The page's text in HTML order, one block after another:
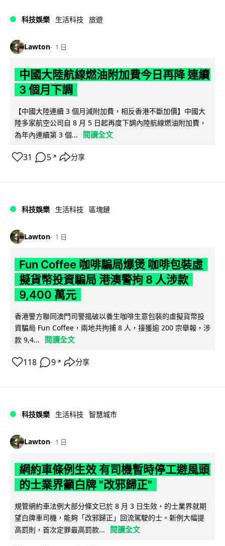
科技娛樂 生活科技 旅遊
Lawton 1 日
中國大陸航線燃油附加費今日再降 連續
3 個月下調
【中國大陸連續 3 個月減附加費，相反香港不斷加價】中國大
陸多家航空公司自 8 月 5 日起再度下調內陸航線燃油附加費，
為年內連續第 3 個...
閱讀全文
31 5 ↗ 分享
科技娛樂 生活科技 區塊鏈
Lawton 1 日
Fun Coffee 咖啡騙局爆煲 咖啡包裝虛
擬貨幣投資騙局 港澳警拘 8 人涉款
9,400 萬元
香港警方聯同澳門司警搗破以養生咖啡生意包裝的虛擬貨幣投
資騙局 Fun Coffee，兩地共拘捕 8 人，接獲逾 200 宗舉報，涉
款 9,4...
閱讀全文
118 9 ↗ 分享
科技娛樂 生活科技 智慧城市
Lawton 1 日
網約車條例生效 有司機暫時停工避風頭
的士業界籲白牌 "改邪歸正"
規管網約車法例大部分條文已於 8 月 3 日生效，的士業界就期
望白牌車司機，能夠「改邪歸正」回流駕駛的士。新例大幅提
高罰則，首次定罪最高罰款...
閱讀全文